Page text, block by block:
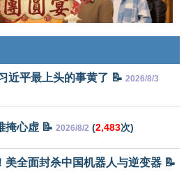
近平最上头的事黄了 📝 2026/8/3
掩心虚 📝 2026/8/2 (2,483次)
美全面封杀中国机器人与逆变器 📝